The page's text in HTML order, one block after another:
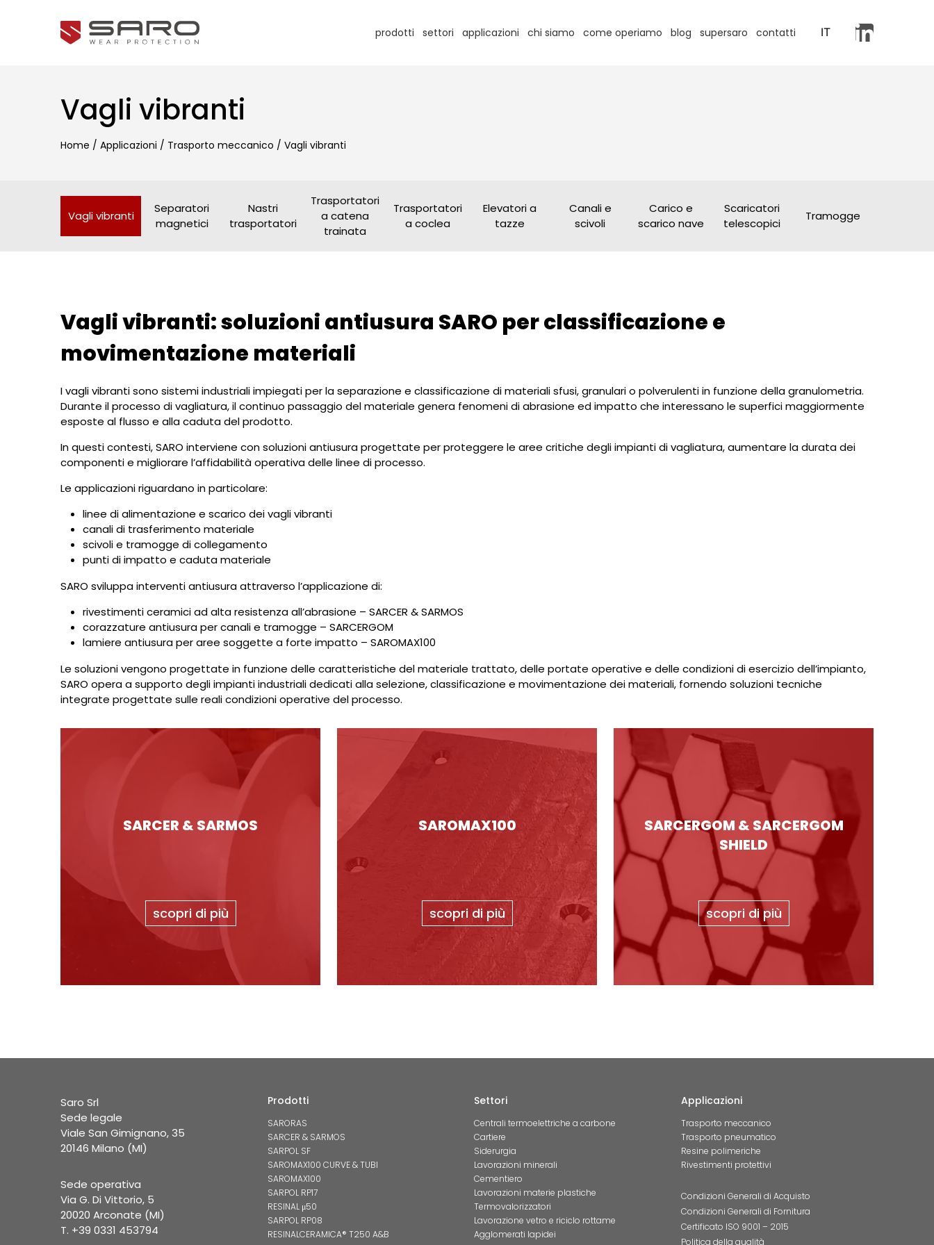
prodotti settori applicazioni chi siamo come operiamo blog supersaro contatti IT
Vagli vibranti
Home / Applicazioni / Trasporto meccanico / Vagli vibranti
Vagli vibranti
Separatori
magnetici
Nastri
trasportatori
Trasportatori
a catena
trainata
Trasportatori
a coclea
Elevatori a
tazze
Canali e
scivoli
Carico e
scarico nave
Scaricatori
telescopici
Tramogge
Vagli vibranti: soluzioni antiusura SARO per classificazione e
movimentazione materiali
I vagli vibranti sono sistemi industriali impiegati per la separazione e classificazione di materiali sfusi, granulari o polverulenti in funzione della granulometria.
Durante il processo di vagliatura, il continuo passaggio del materiale genera fenomeni di abrasione ed impatto che interessano le superfici maggiormente
esposte al flusso e alla caduta del prodotto.
In questi contesti, SARO interviene con soluzioni antiusura progettate per proteggere le aree critiche degli impianti di vagliatura, aumentare la durata dei
componenti e migliorare l’affidabilità operativa delle linee di processo.
Le applicazioni riguardano in particolare:
linee di alimentazione e scarico dei vagli vibranti
canali di trasferimento materiale
scivoli e tramogge di collegamento
punti di impatto e caduta materiale
SARO sviluppa interventi antiusura attraverso l’applicazione di:
rivestimenti ceramici ad alta resistenza all’abrasione – SARCER & SARMOS
corazzature antiusura per canali e tramogge – SARCERGOM
lamiere antiusura per aree soggette a forte impatto – SAROMAX100
Le soluzioni vengono progettate in funzione delle caratteristiche del materiale trattato, delle portate operative e delle condizioni di esercizio dell’impianto,
SARO opera a supporto degli impianti industriali dedicati alla selezione, classificazione e movimentazione dei materiali, fornendo soluzioni tecniche
integrate progettate sulle reali condizioni operative del processo.
SARCER & SARMOS
scopri di più
SAROMAX100
scopri di più
SARCERGOM & SARCERGOM
SHIELD
scopri di più
Saro Srl
Sede legale
Viale San Gimignano, 35
20146 Milano (MI)
Sede operativa
Via G. Di Vittorio, 5
20020 Arconate (MI)
T. +39 0331 453794
Prodotti
SARORAS
SARCER & SARMOS
SARPOL SF
SAROMAX100 CURVE & TUBI
SAROMAX100
SARPOL RP17
RESINAL μ50
SARPOL RP08
RESINALCERAMICA® T250 A&B
Settori
Centrali termoelettriche a carbone
Cartiere
Siderurgia
Lavorazioni minerali
Cementiero
Lavorazioni materie plastiche
Termovalorizzatori
Lavorazione vetro e riciclo rottame
Agglomerati lapidei
Applicazioni
Trasporto meccanico
Trasporto pneumatico
Resine polimeriche
Rivestimenti protettivi
Condizioni Generali di Acquisto
Condizioni Generali di Fornitura
Certificato ISO 9001 – 2015
Politica della qualità